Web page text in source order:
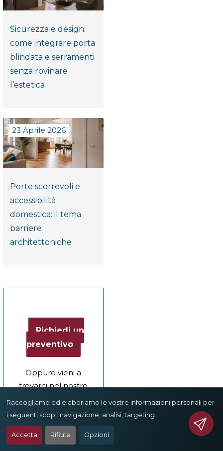
Raccogliamo ed elaboriamo le vostre informazioni personali per
i seguenti scopi: navigazione, analisi, targeting
Accetta Rifiuta Opzioni
Sicurezza e design:
come integrare porta
blindata e serramenti
senza rovinare
l’estetica
23 Aprile 2026
Porte scorrevoli e
accessibilità
domestica: il tema
barriere
architettoniche
Richiedi un
preventivo
Oppure vieni a
trovarci nel nostro
showroom a
Roma
Scopri dove
siamo